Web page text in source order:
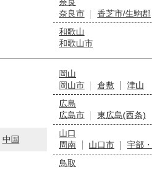
奈良
奈良市
香芝市/生駒郡
和歌山
和歌山市
中国
岡山
岡山市
倉敷
津山
広島
広島市
東広島(西条)
山口
周南
山口市 宇部
鳥取